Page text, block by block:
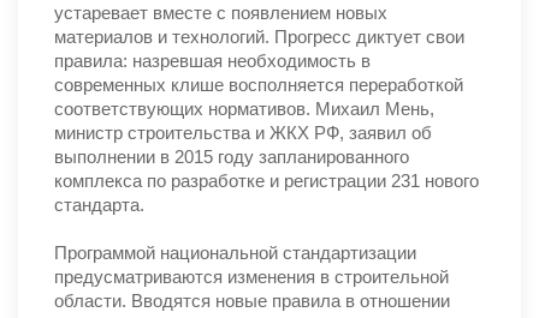
устаревает вместе с появлением новых
материалов и технологий. Прогресс диктует свои
правила: назревшая необходимость в
современных клише восполняется переработкой
соответствующих нормативов. Михаил Мень,
министр строительства и ЖКХ РФ, заявил об
выполнении в 2015 году запланированного
комплекса по разработке и регистрации 231 нового
стандарта.
Программой национальной стандартизации
предусматриваются изменения в строительной
области. Вводятся новые правила в отношении